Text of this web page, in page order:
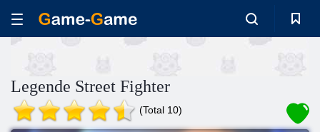
Legende Street Fighter
(Total 10)